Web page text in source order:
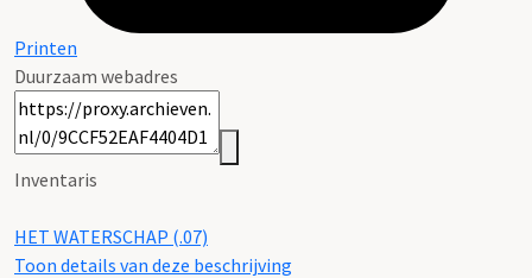
Printen
Duurzaam webadres
Inventaris
HET WATERSCHAP (.07)
Toon details van deze beschrijving